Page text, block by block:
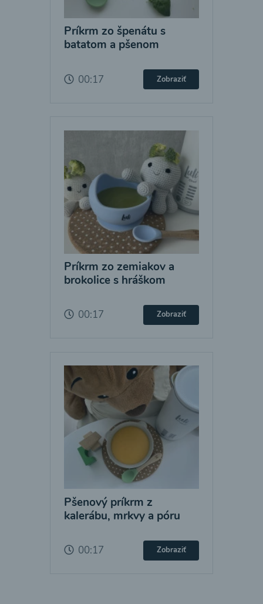
Príkrm zo špenátu s
batatom a pšenom
00:17 Zobraziť
Príkrm zo zemiakov a
brokolice s hráškom
00:17 Zobraziť
Pšenový príkrm z
kalerábu, mrkvy a póru
00:17 Zobraziť